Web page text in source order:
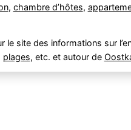
, chambre d’hôtes,
le site des informations sur
plages, etc. et autour de